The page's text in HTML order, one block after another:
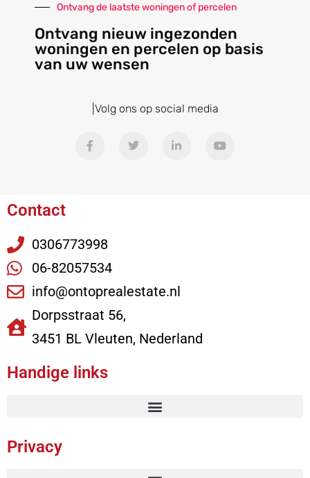
Ontvang de laatste woningen of percelen
Ontvang nieuw ingezonden
woningen en percelen op basis
van uw wensen
|Volg ons op social media
Contact
0306773998
06-82057534
info@ontoprealestate.nl
Dorpsstraat 56,
3451 BL Vleuten, Nederland
Handige links
Privacy